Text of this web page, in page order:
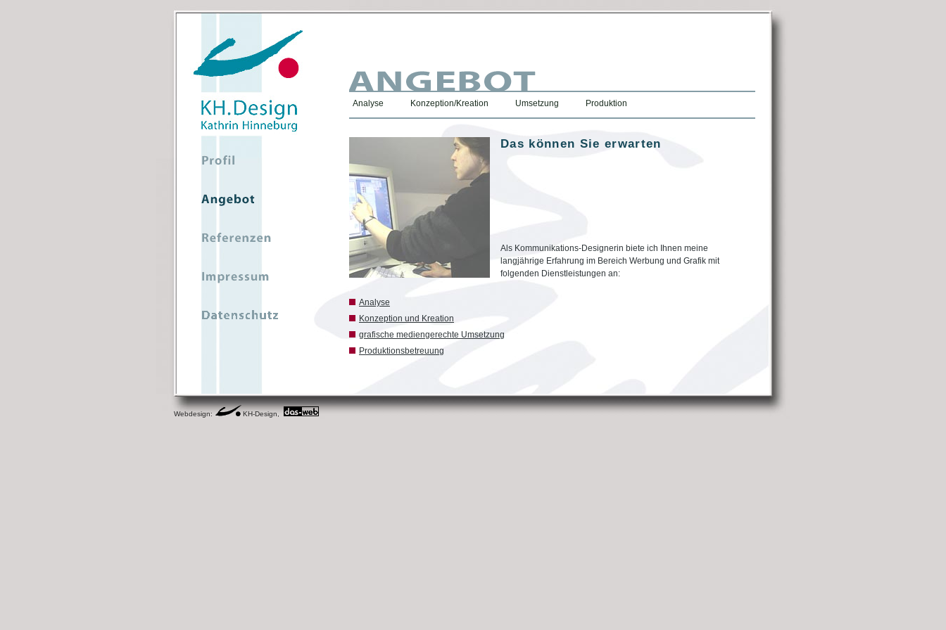
Analyse Konzeption/Kreation Umsetzung Produktion
Das können Sie erwarten
Als Kommunikations-Designerin biete ich Ihnen meine
langjährige Erfahrung im Bereich Werbung und Grafik mit
folgenden Dienstleistungen an:
Analyse
Konzeption und Kreation
grafische mediengerechte Umsetzung
Produktionsbetreuung
Webdesign: KH-Design,